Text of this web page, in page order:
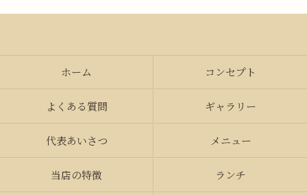
ホーム コンセプト
よくある質問 ギャラリー
代表あいさつ メニュー
当店の特徴 ランチ